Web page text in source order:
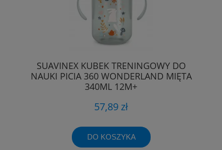
SUAVINEX KUBEK TRENINGOWY DO
NAUKI PICIA 360 WONDERLAND MIĘTA
340ML 12M+
57,89 zł
DO KOSZYKA